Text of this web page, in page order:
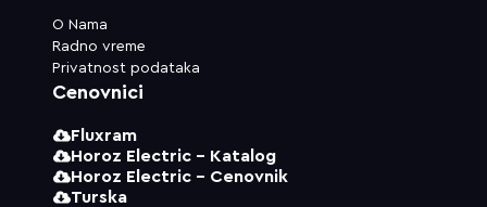
O Nama
Radno vreme
Privatnost podataka
Cenovnici
Fluxram
Horoz Electric - Katalog
Horoz Electric - Cenovnik
Turska